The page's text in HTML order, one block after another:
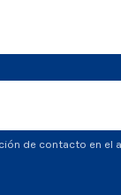
de contacto en el